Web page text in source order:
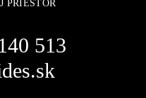
PRIESTOR
513